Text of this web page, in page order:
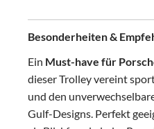
Besonderheiten &
Ein Must-have für
dieser Trolley vereint
und den
Gulf-Designs. Perfekt